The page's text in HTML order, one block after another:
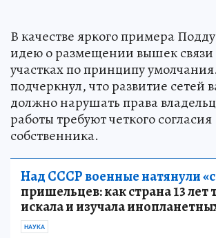
В качестве яркого примера
идею о размещении вышек связи
участках по принципу
подчеркнул, что развитие сетей
должно нарушать права
работы требуют четкого согласия
собственника.
Над СССР военные натянули
пришельцев: как страна 13 лет
искала и изучала
НАУКА